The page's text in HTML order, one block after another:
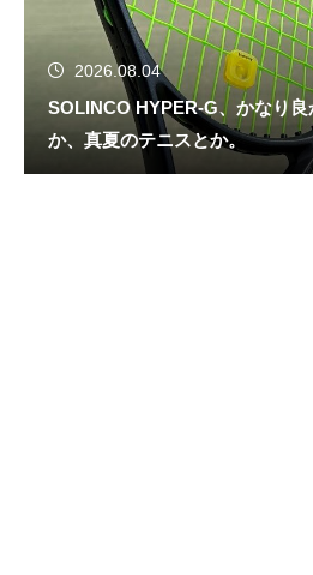
2026.08.04
SOLINCO HYPER-G、かなり良
か、真夏のテニスとか。